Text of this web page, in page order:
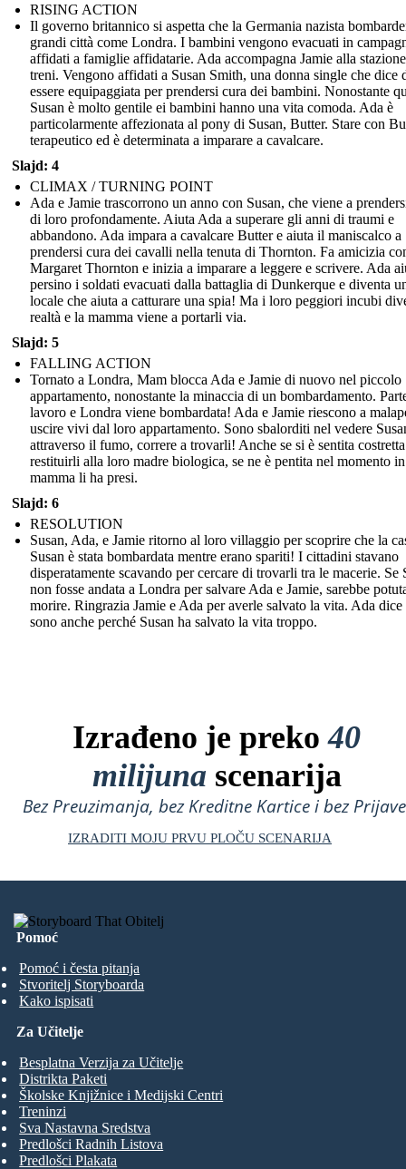
RISING ACTION
Il governo britannico si aspetta che la Germania nazista
grandi città come Londra. I bambini vengono evacuati in
affidati a famiglie affidatarie. Ada accompagna Jamie alla
treni. Vengono affidati a Susan Smith, una donna single che dice
essere equipaggiata per prendersi cura dei bambini. Nonostante
Susan è molto gentile ei bambini hanno una vita comoda. Ada è
particolarmente affezionata al pony di Susan, Butter. Stare con
terapeutico ed è determinata a imparare a cavalcare.
Slajd: 4
CLIMAX / TURNING POINT
Ada e Jamie trascorrono un anno con Susan, che viene a
di loro profondamente. Aiuta Ada a superare gli anni di traumi e
abbandono. Ada impara a cavalcare Butter e aiuta il maniscalco a
prendersi cura dei cavalli nella tenuta di Thornton. Fa amicizia
Margaret Thornton e inizia a imparare a leggere e scrivere. Ada
persino i soldati evacuati dalla battaglia di Dunkerque e diventa
locale che aiuta a catturare una spia! Ma i loro peggiori incubi
realtà e la mamma viene a portarli via.
Slajd: 5
FALLING ACTION
Tornato a Londra, Mam blocca Ada e Jamie di nuovo nel piccolo
appartamento, nonostante la minaccia di un bombardamento.
lavoro e Londra viene bombardata! Ada e Jamie riescono a
uscire vivi dal loro appartamento. Sono sbalorditi nel vedere
attraverso il fumo, correre a trovarli! Anche se si è sentita
restituirli alla loro madre biologica, se ne è pentita nel momento
mamma li ha presi.
Slajd: 6
RESOLUTION
Susan, Ada, e Jamie ritorno al loro villaggio per scoprire che la
Susan è stata bombardata mentre erano spariti! I cittadini stavano
disperatamente scavando per cercare di trovarli tra le macerie. Se
non fosse andata a Londra per salvare Ada e Jamie, sarebbe
morire. Ringrazia Jamie e Ada per averle salvato la vita. Ada dice
sono anche perché Susan ha salvato la vita troppo.
Izrađeno je preko40
milijuna scenarija
Bez Preuzimanja, bez Kreditne Kartice i bez
IZRADITI MOJU PRVU PLOČU SCENARIJA
Pomoć
Pomoć i česta pitanja
Stvoritelj Storyboarda
Kako ispisati
Za Učitelje
Besplatna Verzija za Učitelje
Distrikta Paketi
Školske Knjižnice i Medijski Centri
Treninzi
Sva Nastavna Sredstva
Predlošci Radnih Listova
Predlošci Plakata